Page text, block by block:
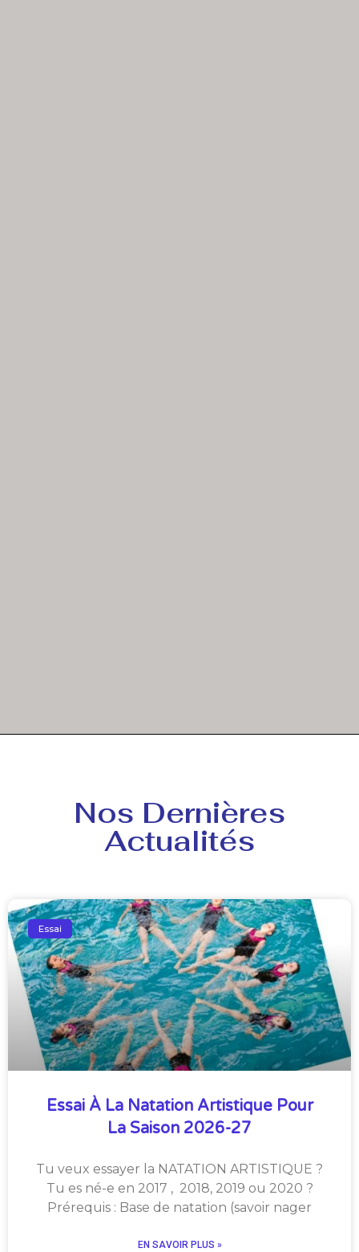
Nos Dernières
Actualités
Essai
Essai À La Natation Artistique Pour
La Saison 2026-27
Tu veux essayer la NATATION ARTISTIQUE ?
Tu es né-e en 2017 , 2018, 2019 ou 2020 ?
Prérequis : Base de natation (savoir nager
EN SAVOIR PLUS »